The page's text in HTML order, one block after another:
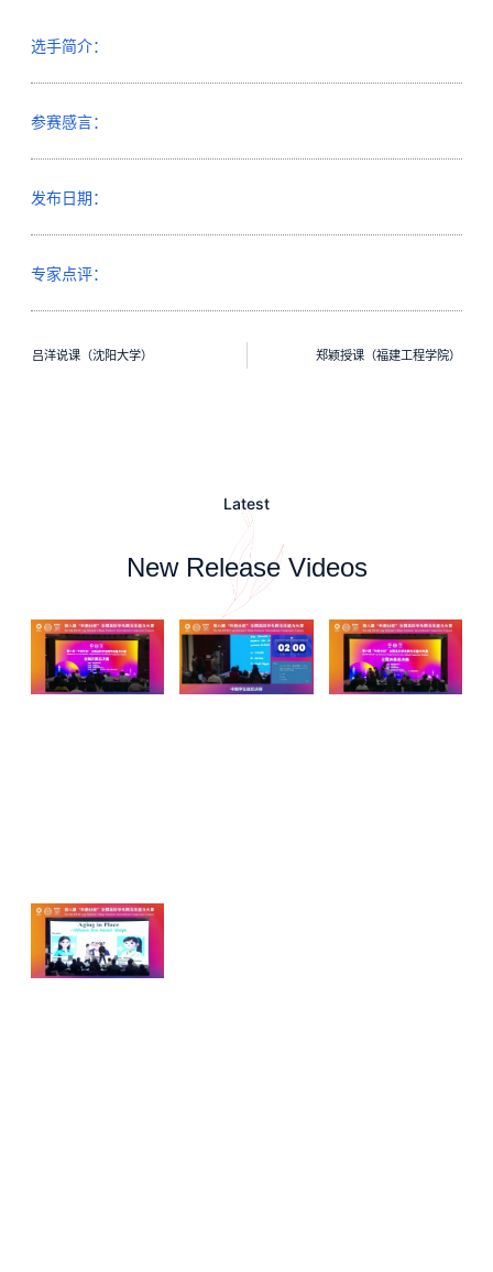
选手简介：
参赛感言：
发布日期：
专家点评：
吕洋说课（沈阳大学） 郑颖授课（福建工程学院）
Latest
New Release Videos